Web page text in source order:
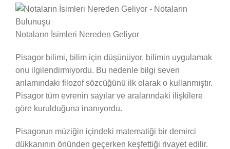
Notaların İsimleri Nereden Geliyor
Pisagor bilimi, bilim için düşünüyor, bilimin uygulamak
onu ilgilendirmiyordu. Bu nedenle bilgi seven
anlamındaki filozof sözcüğünü ilk olarak o kullanmıştır.
Pisagor tüm evrenin sayılar ve aralarındaki ilişkilere
göre kurulduğuna inanıyordu.
Pisagorun müziğin içindeki matematiği bir demirci
dükkanının önünden geçerken keşfettiği rivayet edilir.